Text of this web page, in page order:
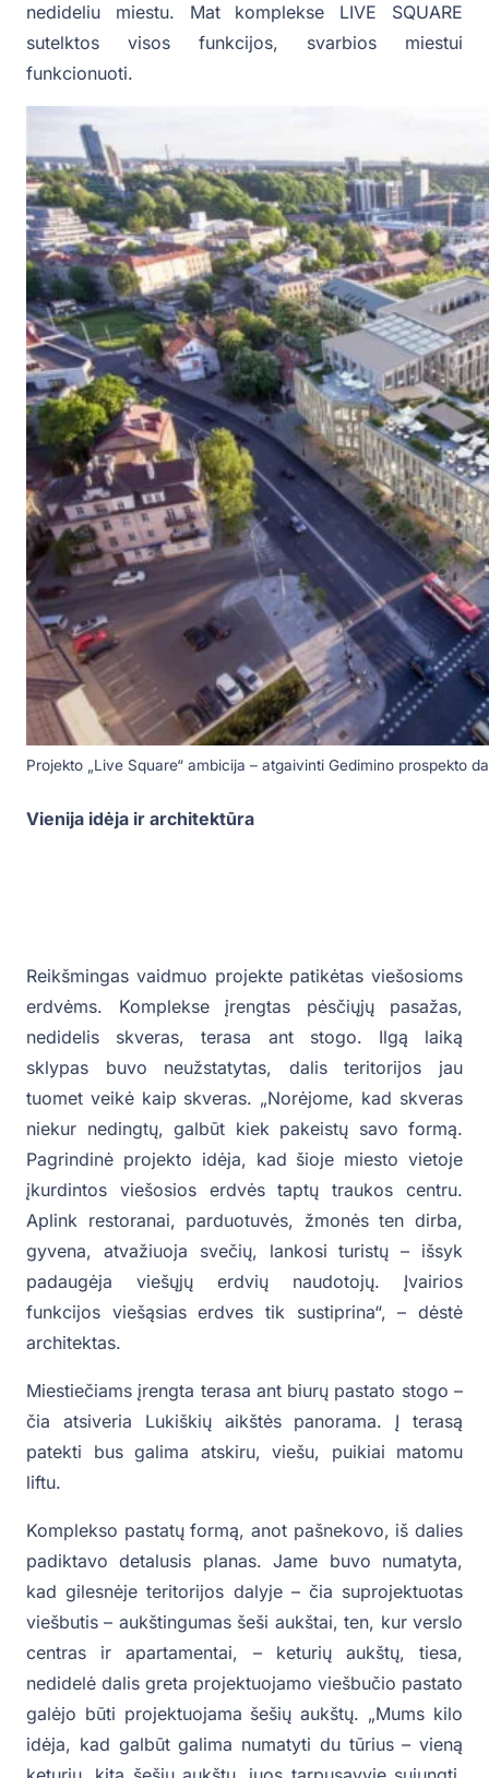
nedideliu miestu. Mat komplekse LIVE SQUARE
sutelktos visos funkcijos, svarbios miestui
funkcionuoti.
Projekto „Live Square“ ambicija – atgaivinti Gedimino prospekto
Vienija idėja ir architektūra
Reikšmingas vaidmuo projekte patikėtas viešosioms
erdvėms. Komplekse įrengtas pėsčiųjų pasažas,
nedidelis skveras, terasa ant stogo. Ilgą laiką
sklypas buvo neužstatytas, dalis teritorijos jau
tuomet veikė kaip skveras. „Norėjome, kad skveras
niekur nedingtų, galbūt kiek pakeistų savo formą.
Pagrindinė projekto idėja, kad šioje miesto vietoje
įkurdintos viešosios erdvės taptų traukos centru.
Aplink restoranai, parduotuvės, žmonės ten dirba,
gyvena, atvažiuoja svečių, lankosi turistų – išsyk
padaugėja viešųjų erdvių naudotojų. Įvairios
funkcijos viešąsias erdves tik sustiprina“, – dėstė
architektas.
Miestiečiams įrengta terasa ant biurų pastato stogo –
čia atsiveria Lukiškių aikštės panorama. Į terasą
patekti bus galima atskiru, viešu, puikiai matomu
liftu.
Komplekso pastatų formą, anot pašnekovo, iš dalies
padiktavo detalusis planas. Jame buvo numatyta,
kad gilesnėje teritorijos dalyje – čia suprojektuotas
viešbutis – aukštingumas šeši aukštai, ten, kur verslo
centras ir apartamentai, – keturių aukštų, tiesa,
nedidelė dalis greta projektuojamo viešbučio pastato
galėjo būti projektuojama šešių aukštų. „Mums kilo
idėja, kad galbūt galima numatyti du tūrius – vieną